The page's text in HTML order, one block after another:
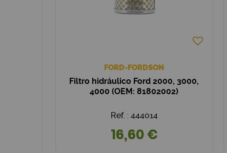
FORD-FORDSON
Filtro hidráulico Ford 2000, 3000,
4000 (OEM: 81802002)
Ref. : 444014
16,60 €